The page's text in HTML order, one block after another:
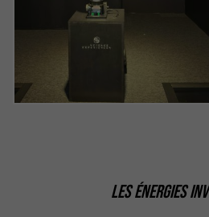
LES ÉNERGIES